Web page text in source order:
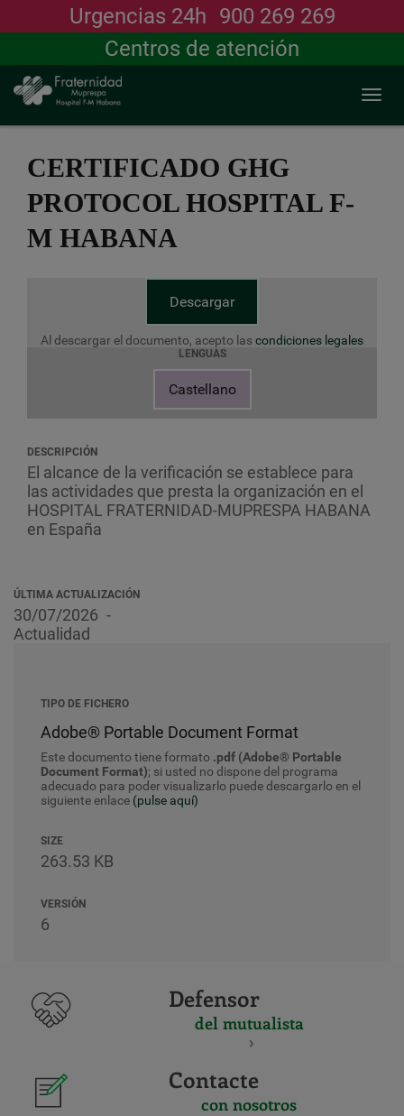
contenido
Urgencias 24h 900 269 269
Centros de atención
Buscar
CERTIFICADO GHG
PROTOCOL HOSPITAL F-
M HABANA
Descargar
Al descargar el documento, acepto lascondiciones legales
LENGUAS
Castellano
DESCRIPCIÓN
El alcance de la verificación se establece para
las actividades que presta la organización en el
HOSPITAL FRATERNIDAD-MUPRESPA HABANA
en España
ÚLTIMA ACTUALIZACIÓN
30/07/2026
Actualidad
TIPO DE FICHERO
Adobe® Portable Document Format
Este documento tiene formato .pdf (Adobe® Portable
Document Format); si usted no dispone del programa
adecuado para poder visualizarlo puede descargarlo en el
siguiente enlace (pulse aquí)
SIZE
263.53 KB
VERSIÓN
6
Defensor
del mutualista
Contacte
con nosotros